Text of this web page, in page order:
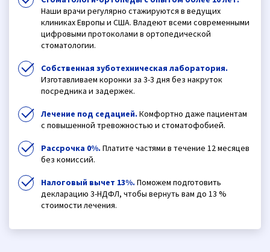
Наши врачи регулярно стажируются в ведущих
клиниках Европы и США. Владеют всеми современными
цифровыми протоколами в ортопедической
стоматологии.
Собственная зуботехническая лаборатория.
Изготавливаем коронки за 3-3 дня без накруток
посредника и задержек.
Лечение под седацией. Комфортно даже пациентам
с повышенной тревожностью и стоматофобией.
Рассрочка 0%. Платите частями в течение 12 месяцев
без комиссий.
Налоговый вычет 13%. Поможем подготовить
декларацию 3-НДФЛ, чтобы вернуть вам до 13 %
стоимости лечения.